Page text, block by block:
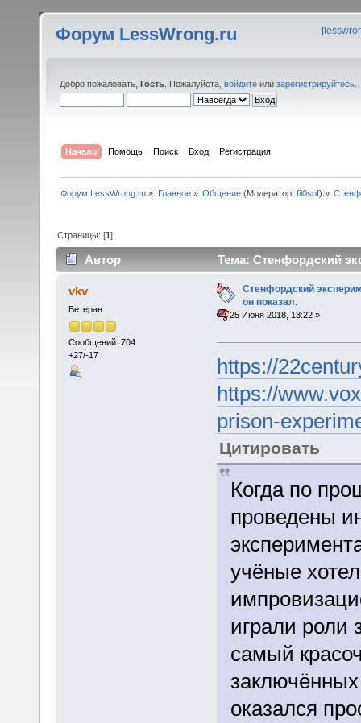
Форум LessWrong.ru [
Добро пожаловать, Гость . Пожалуйста, войдите или зарегистрируйтесь
Начало Помощь Поиск Вход Регистрация
Форум LessWrong.ru » Главное» Общение(Модератор: fil0sof) »
Страницы: [1]
Автор
Тема: Стенфордский
раз)
vkv
Ветеран
Сообщений: 704
+27/-17
Стенфордский
он показал.
«:25 Июня 2018, 13:22 »
https://
https://
prison-
Цитировать
Когда по
проведены
учёные
играли роли
самый
оказался